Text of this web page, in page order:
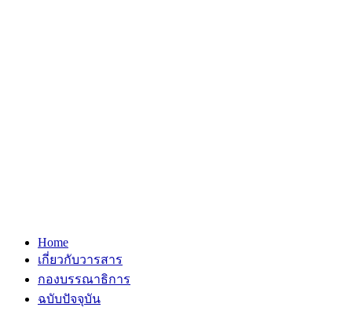
Home
เกี่ยวกับวารสาร
กองบรรณาธิการ
ฉบับปัจจุบัน